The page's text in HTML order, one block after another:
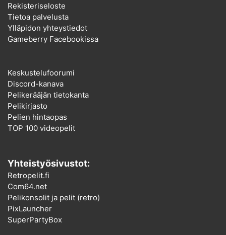
Rekisteriseloste
Tietoa palvelusta
Ylläpidon yhteystiedot
Gameberry Facebookissa
Keskustelufoorumi
Discord-kanava
Pelikerääjän tietokanta
Pelikirjasto
Pelien hintaopas
TOP 100 videopelit
Yhteistyösivustot:
Retropelit.fi
Com64.net
Pelikonsolit ja pelit (retro)
PixLauncher
SuperPartyBox